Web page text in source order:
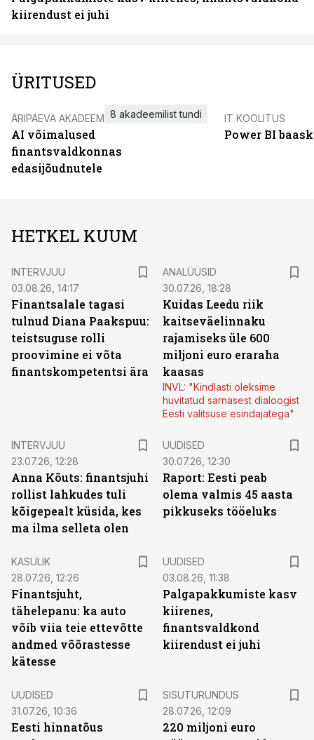
kiirendust ei juhi
ÜRITUSED
ÄRIPÄEVA AKADEEMIA
AI võimalused
finantsvaldkonnas
edasijõudnutele
8 akadeemilist tundi IT KOOLITUS
Power BI
HETKEL KUUM
INTERVJUU
03.08.26, 14:17
Finantsalale tagasi
tulnud Diana Paakspuu:
teistsuguse rolli
proovimine ei võta
finantskompetentsi ära
ANALÜÜSID
30.07.26, 18:28
Kuidas Leedu riik
kaitseväelinnaku
rajamiseks üle 600
miljoni euro eraraha
kaasas
INVL: "Kindlasti oleksime
huvitatud sarnasest dialoogist
Eesti valitsuse esindajatega"
INTERVJUU
23.07.26, 12:28
Anna Kõuts: finantsjuhi
rollist lahkudes tuli
kõigepealt küsida, kes
ma ilma selleta olen
UUDISED
30.07.26, 12:30
Raport: Eesti peab
olema valmis 45 aasta
pikkuseks tööeluks
KASULIK
28.07.26, 12:26
Finantsjuht,
tähelepanu: ka auto
võib viia teie ettevõtte
andmed võõrastesse
kätesse
UUDISED
03.08.26, 11:38
Palgapakkumiste kasv
kiirenes,
finantsvaldkond
kiirendust ei juhi
UUDISED
31.07.26, 10:36
Eesti hinnatõus
SISUTURUNDUS
28.07.26, 12:09
220 miljoni euro